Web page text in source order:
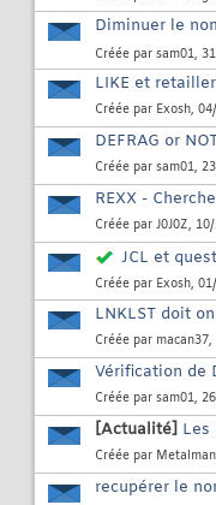
Diminuer le
Créée par sam01,
LIKE et
Créée par Exosh,
DEFRAG or
Créée par sam01,
REXX -
Créée par J0J0Z,
JCL et
Créée par Exosh,
LNKLST doit
Créée par macan37,
Vérification de
Créée par sam01,
[Actualité] Les
Créée par Metalman
recupérer le